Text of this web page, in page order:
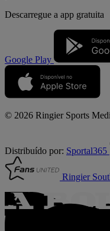
Descarregue a app gratuita
Google Play
© 2026 Ringier Sports
Distribuído por: Sportal365
Ringier